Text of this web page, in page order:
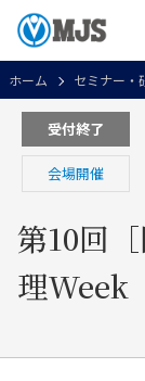
ホーム セミナー・
受付終了
会場開催
第10回
理Week